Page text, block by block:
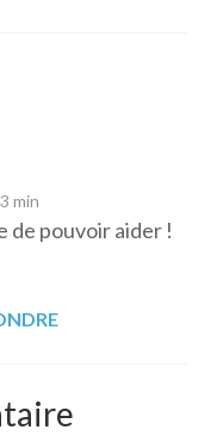
min
de pouvoir aider !